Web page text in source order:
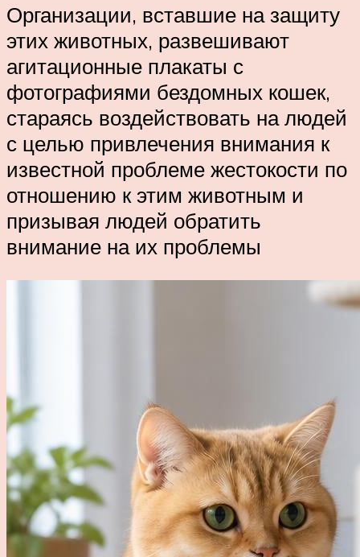
Организации, вставшие на защиту
этих животных, развешивают
агитационные плакаты с
фотографиями бездомных кошек,
стараясь воздействовать на людей
с целью привлечения внимания к
известной проблеме жестокости по
отношению к этим животным и
призывая людей обратить
внимание на их проблемы